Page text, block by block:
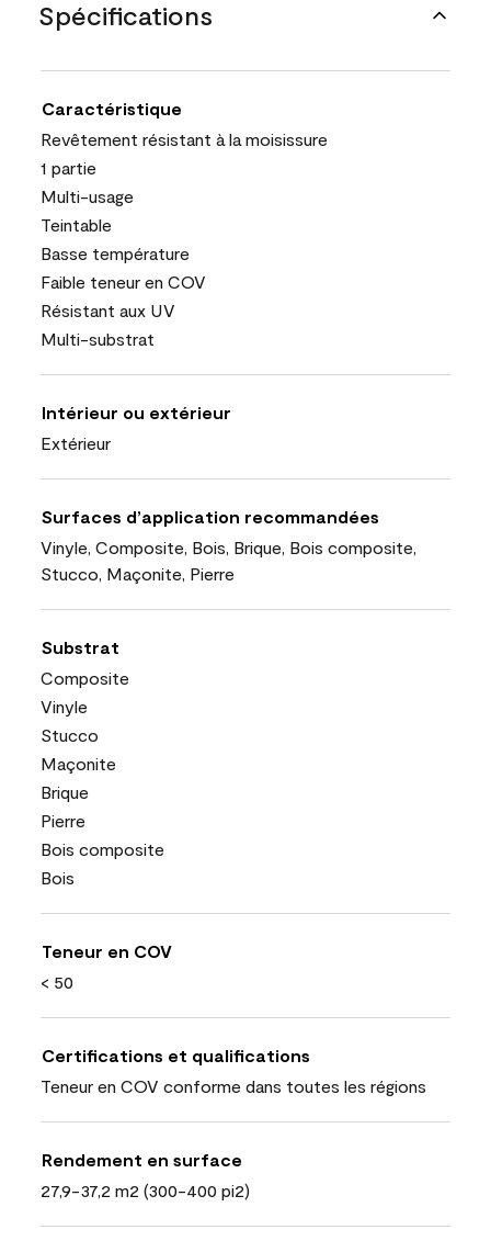
Spécifications
Caractéristique
Revêtement résistant à la moisissure
1 partie
Multi-usage
Teintable
Basse température
Faible teneur en COV
Résistant aux UV
Multi-substrat
Intérieur ou extérieur
Extérieur
Surfaces d’application recommandées
Vinyle, Composite, Bois, Brique, Bois composite,
Stucco, Maçonite, Pierre
Substrat
Composite
Vinyle
Stucco
Maçonite
Brique
Pierre
Bois composite
Bois
Teneur en COV
< 50
Certifications et qualifications
Teneur en COV conforme dans toutes les régions
Rendement en surface
27,9-37,2 m2 (300-400 pi2)